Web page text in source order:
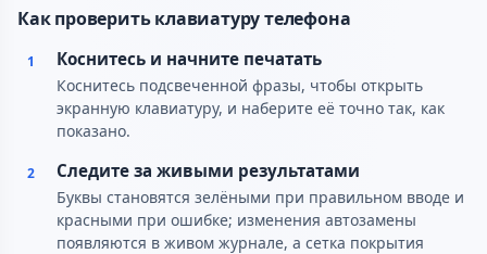
Как проверить клавиатуру телефона
1 Коснитесь и начните печатать
Коснитесь подсвеченной фразы, чтобы открыть
экранную клавиатуру, и наберите её точно так, как
показано.
2 Следите за живыми результатами
Буквы становятся зелёными при правильном вводе и
красными при ошибке; изменения автозамены
появляются в живом журнале, а сетка покрытия